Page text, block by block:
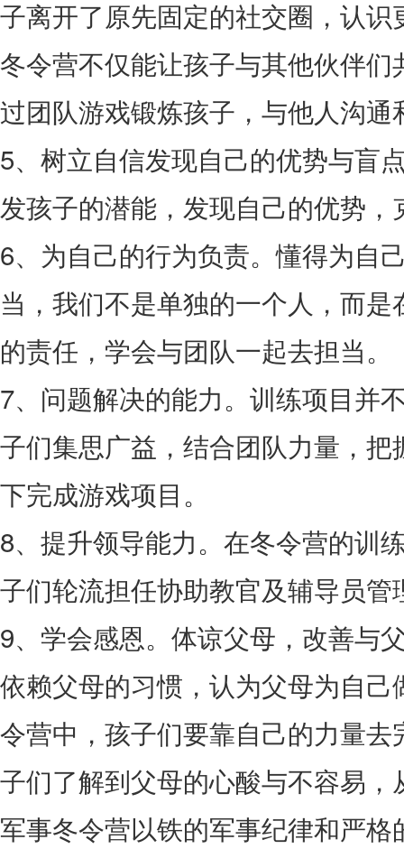
子离开了原先固定的社交圈，认
冬令营不仅能让孩子与其他伙伴
过团队游戏锻炼孩子，与他人沟通
5、树立自信发现自己的优势与盲
发孩子的潜能，发现自己的优势
6、为自己的行为负责。懂得为自
当，我们不是单独的一个人，而
的责任，学会与团队一起去担当。
7、问题解决的能力。训练项目并
子们集思广益，结合团队力量，
下完成游戏项目。
8、提升领导能力。在冬令营的训
子们轮流担任协助教官及辅导员
9、学会感恩。体谅父母，改善与
依赖父母的习惯，认为父母为自
令营中，孩子们要靠自己的力量
子们了解到父母的心酸与不容易
军事冬令营以铁的军事纪律和严